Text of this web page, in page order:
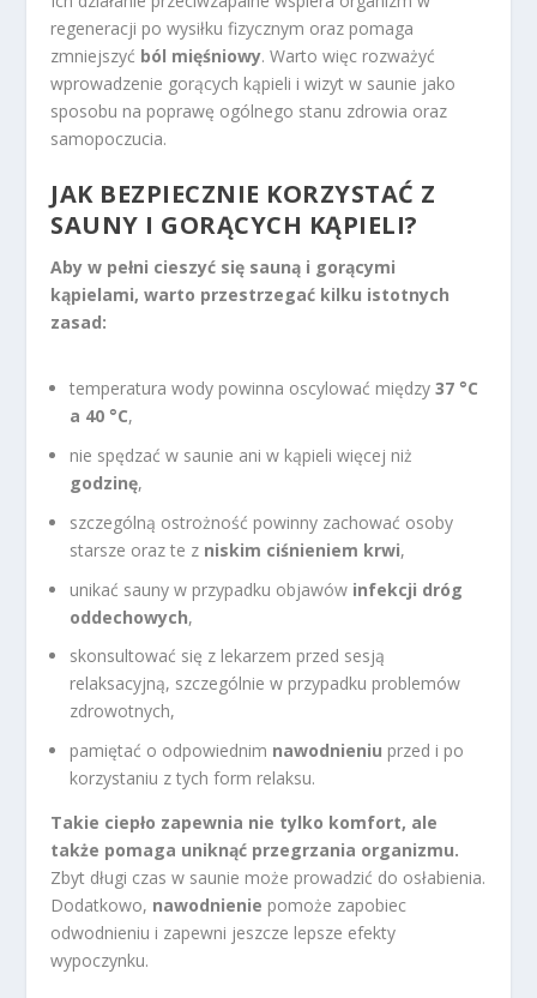
regeneracji po wysiłku fizycznym oraz pomaga
zmniejszyć ból mięśniowy. Warto więc rozważyć
wprowadzenie gorących kąpieli i wizyt w saunie jako
sposobu na poprawę ogólnego stanu zdrowia oraz
samopoczucia.
JAK BEZPIECZNIE KORZYSTAĆ Z
SAUNY I GORĄCYCH KĄPIELI?
Aby w pełni cieszyć się sauną i gorącymi
kąpielami, warto przestrzegać kilku istotnych
zasad:
temperatura wody powinna oscylować między37 °C
a 40 °C,
nie spędzać w saunie ani w kąpieli więcej niż
godzinę,
szczególną ostrożność powinny zachować osoby
starsze oraz te z niskim ciśnieniem krwi,
unikać sauny w przypadku objawów infekcji dróg
oddechowych,
skonsultować się z lekarzem przed sesją
relaksacyjną, szczególnie w przypadku problemów
zdrowotnych,
pamiętać o odpowiednim nawodnieniu przed i po
korzystaniu z tych form relaksu.
Takie ciepło zapewnia nie tylko komfort, ale
także pomaga uniknąć przegrzania organizmu.
Zbyt długi czas w saunie może prowadzić do osłabienia.
Dodatkowo, nawodnienie pomoże zapobiec
odwodnieniu i zapewni jeszcze lepsze efekty
wypoczynku.